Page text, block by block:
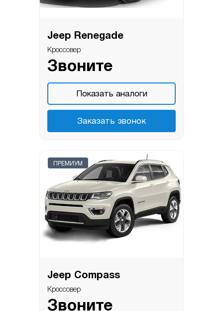
Jeep Renegade
Кроссовер
Звоните
Показать аналоги
Заказать звонок
ПРЕМИУМ
Jeep Compass
Кроссовер
Звоните